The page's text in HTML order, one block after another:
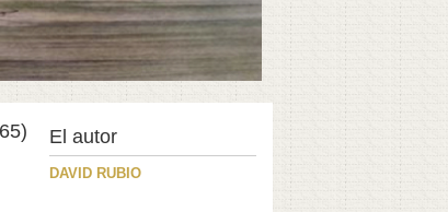
El autor
DAVID RUBIO